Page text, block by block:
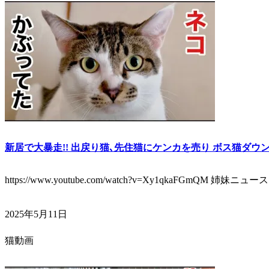
新居で大暴走!! 出戻り猫､先住猫にケンカを売り ボス猫ダウ
https://www.youtube.com/watch?v=Xy1qkaFGmQM 姉妹ニュー
2025年5月11日
猫動画